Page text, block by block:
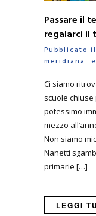
Passare il
regalarci il
Pubblicato
meridiana
Ci siamo
scuole
potessimo
mezzo
Non siamo
Nanetti
primarie […]
LEGGI